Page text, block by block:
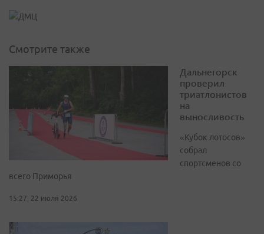
Смотрите также
Дальнегорск
проверил
триатлонистов
на
выносливость
«Кубок лотосов»
собрал
спортсменов со
всего Приморья
15:27, 22 июля 2026